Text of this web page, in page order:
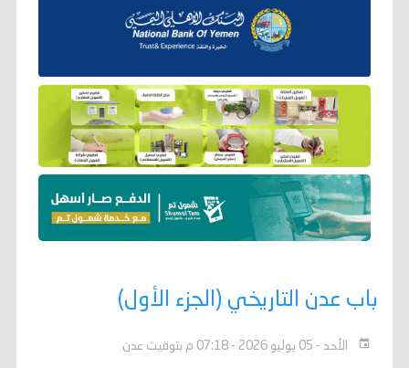
باب عدن التاريخي (الجزء الأول)
الأحد - 05 يوليو 2026 - 07:18 م بتوقيت عدن